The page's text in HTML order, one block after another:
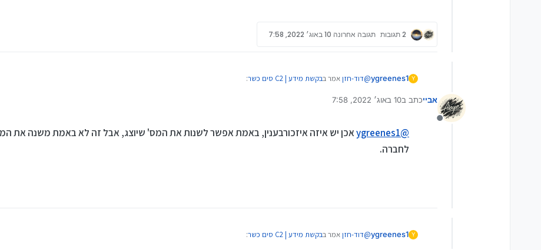
2 תגובות תגובה אחרונה 10 באוג׳ 2022, 7:58
Y
ygreenes1
@דוד-חזןאמר בבקשת מידע | C2 סים כשר :
איך אפשר לשנות הIMEI של C2 דרך BEST NOKIA צריבה יש לי גרסא 2.15?
סליחה מחילה כפרה. אגב חפשתי זמן רב מאד. אמנם הי נדמה לי שראיתי כאן מדריך על זה לפני קצת זמן. בנוסף לזה.כי בתוכנה
מנותק
אבייכתב ב10 באוג׳ 2022, 7:58
נערך לאחרונה על ידי
@
ygreenes1אכן יש איזה איזכורבענין, באמת אפשר לשנות את המס' שיוצג, אבל זה לא באמת משנה את
לחברה.
Y
ygreenes1
@דוד-חזןאמר בבקשת מידע | C2 סים כשר :